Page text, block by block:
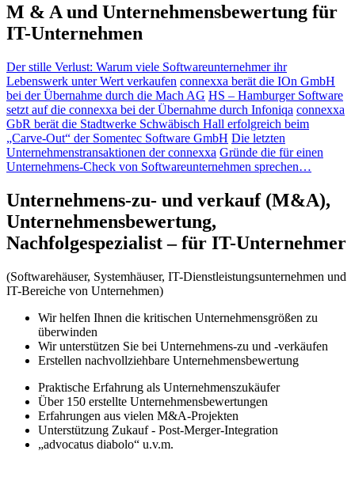
M & A und Unternehmensbewertung für
IT-Unternehmen
Der stille Verlust: Warum viele Softwareunternehmer ihr
Lebenswerk unter Wert verkaufen connexxa berät die IOn GmbH
bei der Übernahme durch die Mach AG HS – Hamburger Software
setzt auf die connexxa bei der Übernahme durch Infoniqa connexxa
GbR berät die Stadtwerke Schwäbisch Hall erfolgreich beim
„Carve-Out“ der Somentec Software GmbH Die letzten
Unternehmenstransaktionen der connexxa Gründe die für einen
Unternehmens-Check von Softwareunternehmen sprechen…
Unternehmens-zu- und verkauf (M&A),
Unternehmensbewertung,
Nachfolgespezialist – für IT-Unternehmer
(Softwarehäuser, Systemhäuser, IT-Dienstleistungsunternehmen und
IT-Bereiche von Unternehmen)
Wir helfen Ihnen die kritischen Unternehmensgrößen zu
überwinden
Wir unterstützen Sie bei Unternehmens-zu und -verkäufen
Erstellen nachvollziehbare Unternehmensbewertung
Praktische Erfahrung als Unternehmenszukäufer
Über 150 erstellte Unternehmensbewertungen
Erfahrungen aus vielen M&A-Projekten
Unterstützung Zukauf - Post-Merger-Integration
„advocatus diabolo“ u.v.m.